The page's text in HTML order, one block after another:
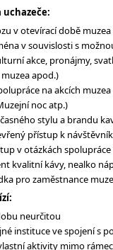
uchazeče:
v otevírací době muzea
v souvislosti s
akce, pronájmy,
apod.)
na akcích
noc atp.)
stylu a brandu
přístup k
v otázkách spolupráce
kvalitní kávy, nealko
pro zaměstnance
neurčitou
instituce ve spojení s
aktivity mimo